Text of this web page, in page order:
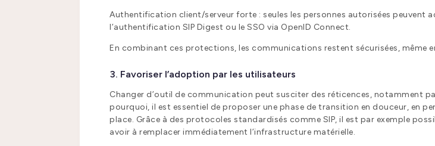
Authentification client/serveur forte : seules les personnes autorisées peuvent
l’authentification SIP Digest ou le SSO via OpenID Connect.
En combinant ces protections, les communications restent sécurisées, même
3. Favoriser l’adoption par les utilisateurs
Changer d’outil de communication peut susciter des réticences, notamment
pourquoi, il est essentiel de proposer une phase de transition en douceur, en
place. Grâce à des protocoles standardisés comme SIP, il est par exemple
avoir à remplacer immédiatement l’infrastructure matérielle.